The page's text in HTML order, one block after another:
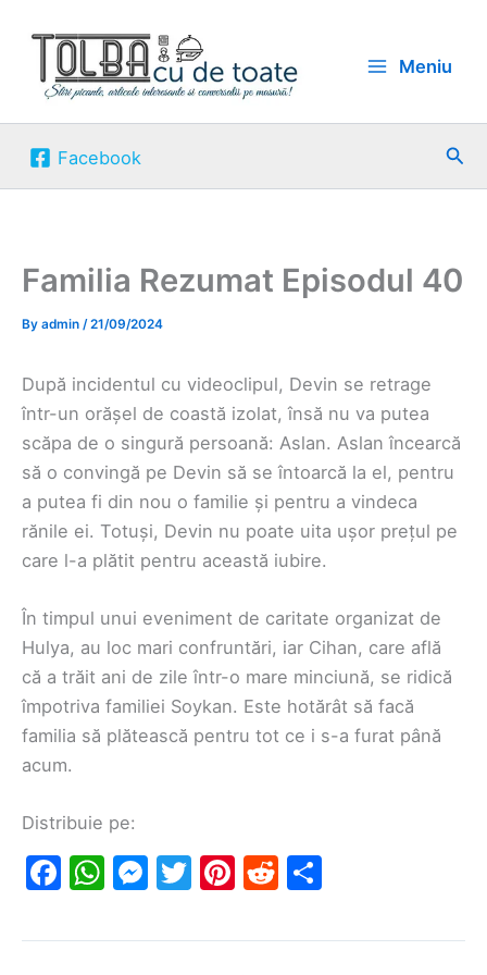
content
Meniu
Facebook
Familia Rezumat Episodul 40
By admin /21/09/2024
După incidentul cu videoclipul, Devin se retrage
într-un orășel de coastă izolat, însă nu va putea
scăpa de o singură persoană: Aslan. Aslan încearcă
să o convingă pe Devin să se întoarcă la el, pentru
a putea fi din nou o familie și pentru a vindeca
rănile ei. Totuși, Devin nu poate uita ușor prețul pe
care l-a plătit pentru această iubire.
În timpul unui eveniment de caritate organizat de
Hulya, au loc mari confruntări, iar Cihan, care află
că a trăit ani de zile într-o mare minciună, se ridică
împotriva familiei Soykan. Este hotărât să facă
familia să plătească pentru tot ce i s-a furat până
acum.
Distribuie pe:
F
c
W
at
M
s
T
itt
Pi
er
R
d ar